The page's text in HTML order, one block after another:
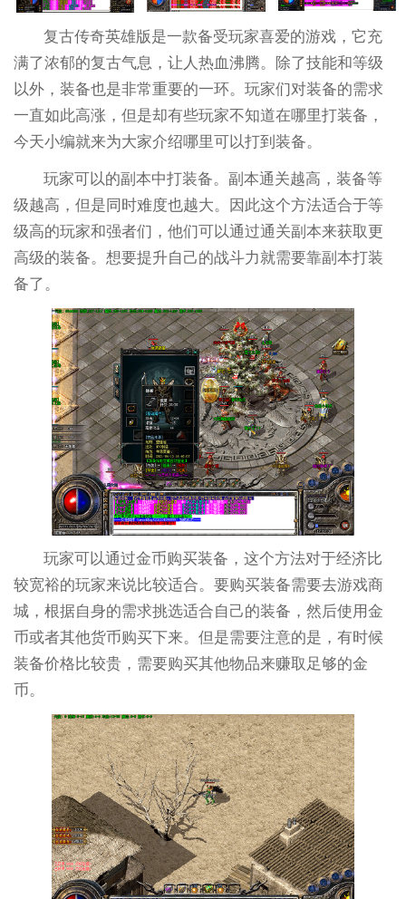
复古传奇英雄版是一款备受玩家喜爱的游戏，它充
满了浓郁的复古气息，让人热血沸腾。除了技能和等级
以外，装备也是非常重要的一环。玩家们对装备的需求
一直如此高涨，但是却有些玩家不知道在哪里打装备，
今天小编就来为大家介绍哪里可以打到装备。
玩家可以的副本中打装备。副本通关越高，装备等
级越高，但是同时难度也越大。因此这个方法适合于等
级高的玩家和强者们，他们可以通过通关副本来获取更
高级的装备。想要提升自己的战斗力就需要靠副本打装
备了。
玩家可以通过金币购买装备，这个方法对于经济比
较宽裕的玩家来说比较适合。要购买装备需要去游戏商
城，根据自身的需求挑选适合自己的装备，然后使用金
币或者其他货币购买下来。但是需要注意的是，有时候
装备价格比较贵，需要购买其他物品来赚取足够的金
币。